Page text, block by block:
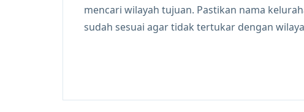
mencari wilayah tujuan. Pastikan nama
sudah sesuai agar tidak tertukar dengan